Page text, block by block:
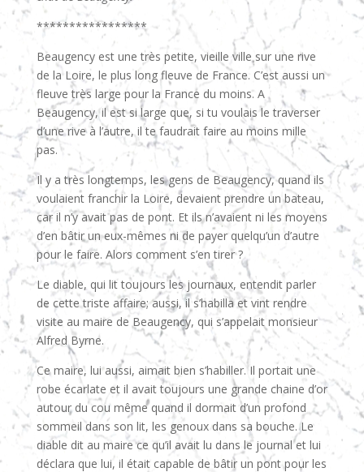
*****************
Beaugency est une très petite, vieille ville sur une rive
de la Loire, le plus long fleuve de France. C’est aussi un
fleuve très large pour la France du moins. A
Beaugency, il est si large que, si tu voulais le traverser
d’une rive à l’autre, il te faudrait faire au moins mille
pas.
Il y a très longtemps, les gens de Beaugency, quand ils
voulaient franchir la Loire, devaient prendre un bateau,
car il n’y avait pas de pont. Et ils n’avaient ni les moyens
d’en bâtir un eux-mêmes ni de payer quelqu’un d’autre
pour le faire. Alors comment s’en tirer ?
Le diable, qui lit toujours les journaux, entendit parler
de cette triste affaire; aussi, il s’habilla et vint rendre
visite au maire de Beaugency, qui s’appelait monsieur
Alfred Byrne.
Ce maire, lui aussi, aimait bien s’habiller. Il portait une
robe écarlate et il avait toujours une grande chaine d’or
autour du cou même quand il dormait d’un profond
sommeil dans son lit, les genoux dans sa bouche. Le
diable dit au maire ce qu’il avait lu dans le journal et lui
déclara que lui, il était capable de bâtir un pont pour les